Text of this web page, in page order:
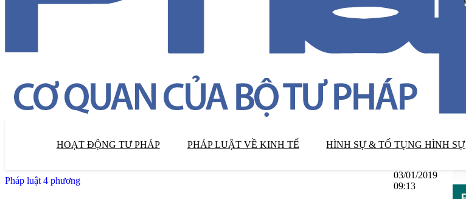
HOẠT ĐỘNG TƯ PHÁP PHÁP LUẬT VỀ KINH TẾ HÌNH SỰ & TỐ TỤNG HÌNH SỰ
Pháp luật 4 phương
03/01/2019
09:13